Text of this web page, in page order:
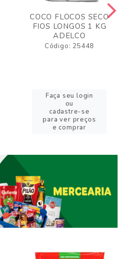
COCO FLOCOS SECO
FIOS LONGOS 1 KG
ADELCO
Código: 25448
Faça seu login
ou
cadastre-se
para ver preços
e comprar